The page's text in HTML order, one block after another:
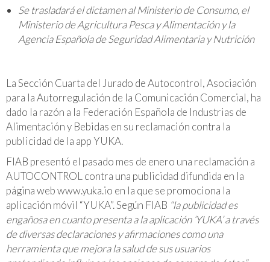
Se trasladará el dictamen al Ministerio de Consumo, el
Ministerio de Agricultura Pesca y Alimentación y la
Agencia Española de Seguridad Alimentaria y Nutrición
La Sección Cuarta del Jurado de Autocontrol, Asociación
para la Autorregulación de la Comunicación Comercial, ha
dado la razón a la Federación Española de Industrias de
Alimentación y Bebidas en su reclamación contra la
publicidad de la app YUKA.
FIAB presentó el pasado mes de enero una reclamación a
AUTOCONTROL contra una publicidad difundida en la
página web www.yuka.io en la que se promociona la
aplicación móvil “YUKA”. Según FIAB “la publicidad es
engañosa en cuanto presenta a la aplicación ‘YUKA’ a través
de diversas declaraciones y afirmaciones como una
herramienta que mejora la salud de sus usuarios